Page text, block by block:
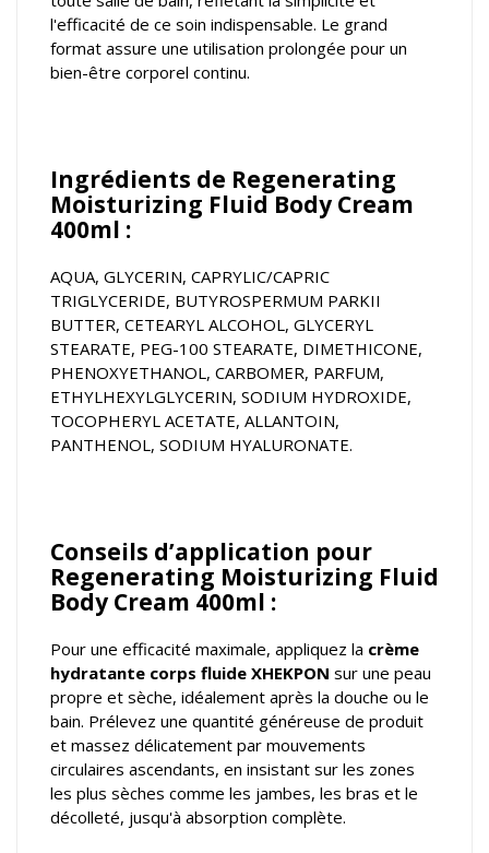
l'efficacité de ce soin indispensable. Le grand
format assure une utilisation prolongée pour un
bien-être corporel continu.
Ingrédients de Regenerating
Moisturizing Fluid Body Cream
400ml :
AQUA, GLYCERIN, CAPRYLIC/CAPRIC
TRIGLYCERIDE, BUTYROSPERMUM PARKII
BUTTER, CETEARYL ALCOHOL, GLYCERYL
STEARATE, PEG-100 STEARATE, DIMETHICONE,
PHENOXYETHANOL, CARBOMER, PARFUM,
ETHYLHEXYLGLYCERIN, SODIUM HYDROXIDE,
TOCOPHERYL ACETATE, ALLANTOIN,
PANTHENOL, SODIUM HYALURONATE.
Conseils d’application pour
Regenerating Moisturizing Fluid
Body Cream 400ml :
Pour une efficacité maximale, appliquez la crème
hydratante corps fluide XHEKPON sur une peau
propre et sèche, idéalement après la douche ou le
bain. Prélevez une quantité généreuse de produit
et massez délicatement par mouvements
circulaires ascendants, en insistant sur les zones
les plus sèches comme les jambes, les bras et le
décolleté, jusqu'à absorption complète.